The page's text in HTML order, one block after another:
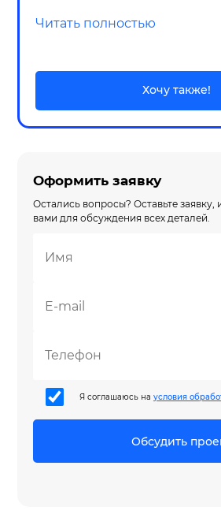
Читать полностью
Хочу также!
Оформить заявку
Остались вопросы? Оставьте
вами для обсуждения всех деталей.
Я соглашаюсь наусловия